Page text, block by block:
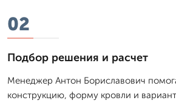
02
Подбор решения и расчет
Менеджер Антон Бориславович
конструкцию, форму кровли и